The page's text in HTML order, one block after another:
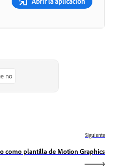
no
Siguiente
como plantilla de Motion Graphics